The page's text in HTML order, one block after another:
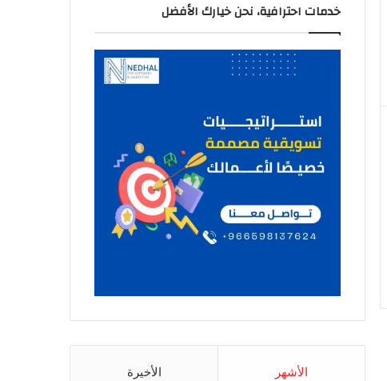
خدمات احترافية، نحن خيارك الأفضل
الأشهر الأخيرة